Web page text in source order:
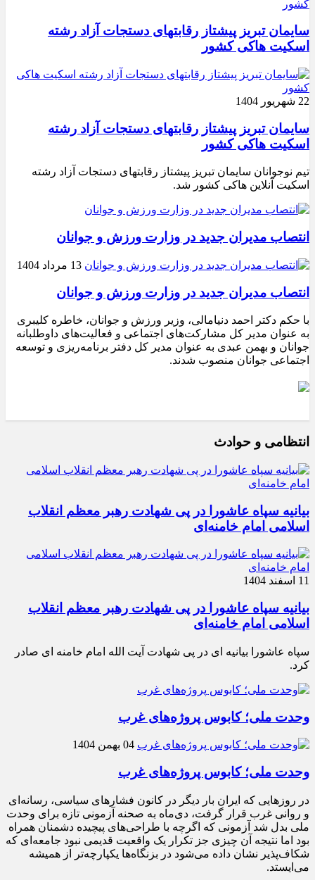
سایمان تبریز پیشتاز رقابتهای دستجات آزاد رشته
اسکیت هاکی کشور
22 شهریور 1404
سایمان تبریز پیشتاز رقابتهای دستجات آزاد رشته
اسکیت هاکی کشور
تیم نوجوانان سایمان تبریز پیشتاز رقابتهای دستجات آزاد رشته
اسکیت آنلاین هاکی کشور شد.
انتصاب مدیران جدید در وزارت ورزش و جوانان
13 مرداد 1404
انتصاب مدیران جدید در وزارت ورزش و جوانان
با حکم دکتر احمد دنیامالی، وزیر ورزش و جوانان، خاطره کلیبری
به عنوان مدیر کل مشارکت‌های اجتماعی و فعالیت‌های داوطلبانه
جوانان و بهمن عبدی به عنوان مدیر کل دفتر برنامه‌ریزی و توسعه
اجتماعی جوانان منصوب شدند.
انتظامی و حوادث
بیانیه سپاه عاشورا در پی شهادت رهبر معظم انقلاب
اسلامی امام خامنه‌ای
11 اسفند 1404
بیانیه سپاه عاشورا در پی شهادت رهبر معظم انقلاب
اسلامی امام خامنه‌ای
سپاه عاشورا بیانیه ای در پی شهادت آیت الله امام خامنه ای صادر
کرد.
وحدت ملی؛ کابوس پروژه‌های غرب
04 بهمن 1404
وحدت ملی؛ کابوس پروژه‌های غرب
در روزهایی که ایران بار دیگر در کانون فشارهای سیاسی، رسانه‌ای
و روانی غرب قرار گرفت، دی‌ماه به صحنه آزمونی تازه برای وحدت
ملی بدل شد آزمونی که اگرچه با طراحی‌های پیچیده دشمنان همراه
بود اما نتیجه آن چیزی جز تکرار یک واقعیت قدیمی نبود جامعه‌ای که
شکاف‌پذیر نشان داده می‌شود در بزنگاه‌ها یکپارچه‌تر از همیشه
می‌ایستد.